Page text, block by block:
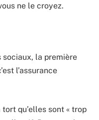
ne le croyez.
sociaux, la première
l’assurance
qu’elles sont « trop